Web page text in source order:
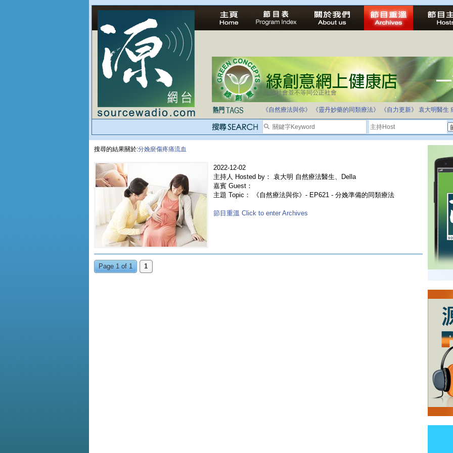
法治社會並不等同公正社會
《自然療法與你》 《靈丹妙藥的同類療法》 《自力更新》 袁大明醫生
搜尋的結果關於:分娩瘀傷疼痛流血
2022-12-02
主持人 Hosted by： 袁大明 自然療法醫生、Della
嘉賓 Guest：
主題 Topic： 《自然療法與你》- EP621 - 分娩準備的同類療法
節目重溫 Click to enter Archives
Page 1 of 1 1